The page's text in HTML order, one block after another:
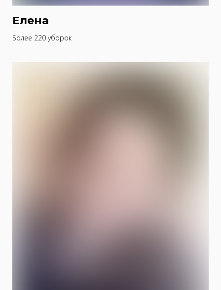
Елена
Более 220 уборок